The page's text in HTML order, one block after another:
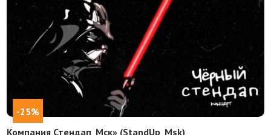
-25%
Компания Стендап_Мск» (StandUp_Msk)